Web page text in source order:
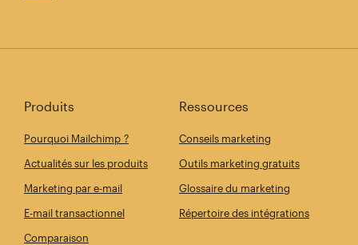
Produits
Pourquoi Mailchimp ?
Actualités sur les produits
Marketing par e-mail
E-mail transactionnel
Comparaison
Ressources
Conseils marketing
Outils marketing gratuits
Glossaire du marketing
Répertoire des intégrations